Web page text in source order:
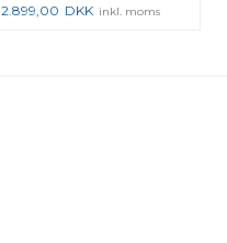
2.899,00 DKK inkl. moms